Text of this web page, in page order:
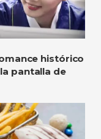
histórico
pantalla de